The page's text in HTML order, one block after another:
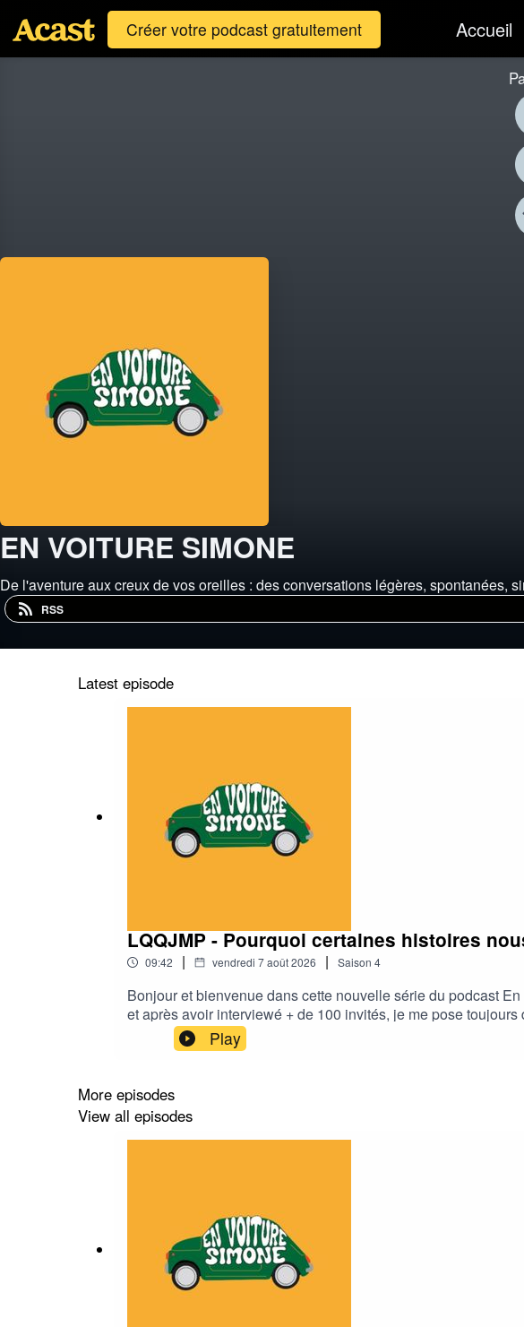
Créer votre podcast gratuitement Accueil
EN VOITURE SIMONE
De l'aventure aux creux de vos oreilles : des conversations légères, spontanées,
RSS
Latest episode
LQQJMP - Pourquoi certaines histoires
09:42 | vendredi 7 août 2026 | Saison 4
Bonjour et bienvenue dans cette nouvelle série du podcast
et après avoir interviewé + de 100 invités, je me pose
de soi. Dans cette série, je vais essayer d’y répondre, ou
épisode, je me pose la question : Pourquoi certaines
Karine : https://www.resalib.fr/praticien/108154-karine-
ACAST : EN VOITURE SIMONE
Play
More episodes
View all episodes